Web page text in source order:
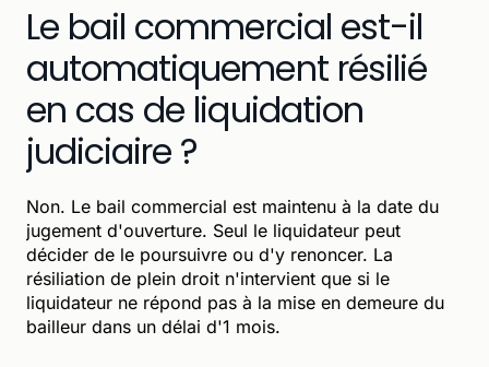
Le bail commercial est-il
automatiquement résilié
en cas de liquidation
judiciaire ?
Non. Le bail commercial est maintenu à la date du
jugement d'ouverture. Seul le liquidateur peut
décider de le poursuivre ou d'y renoncer. La
résiliation de plein droit n'intervient que si le
liquidateur ne répond pas à la mise en demeure du
bailleur dans un délai d'1 mois.